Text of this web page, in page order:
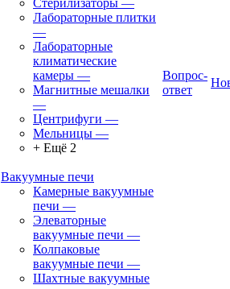
Стерилизаторы —
Лабораторные плитки
—
Лабораторные
климатические
камеры —
Магнитные мешалки
—
Центрифуги —
Мельницы —
+ Ещё 2
Вакуумные печи
Камерные вакуумные
печи —
Элеваторные
вакуумные печи —
Колпаковые
вакуумные печи —
Шахтные вакуумные
Вопрос-
ответ